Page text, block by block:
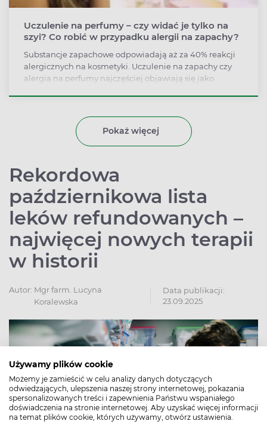
Używamy plików cookie
Możemy je zamieścić w celu analizy danych dotyczących
odwiedzających, ulepszenia naszej strony internetowej, pokazania
spersonalizowanych treści i zapewnienia Państwu wspaniałego
doświadczenia na stronie internetowej. Aby uzyskać więcej informacji
na temat plików cookie, których używamy, otwórz ustawienia.
Uczulenie na perfumy – czy widać je tylko na
szyi? Co robić w przypadku alergii na zapachy?
Substancje zapachowe odpowiadają aż za 40% reakcji
alergicznych na kosmetyki. Uczulenie na zapachy czy
alergia na perfumy najczęściej objawiają się jako
Pokaż więcej
Rekordowa
październikowa lista
leków refundowanych –
najwięcej nowych terapii
w historii
Autor: Mgr farm. Lucyna
Koralewska
Data publikacji:
23.09.2025